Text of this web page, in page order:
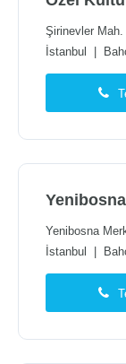
Şirinevler
İstanbul
Yenibosna
İstanbul